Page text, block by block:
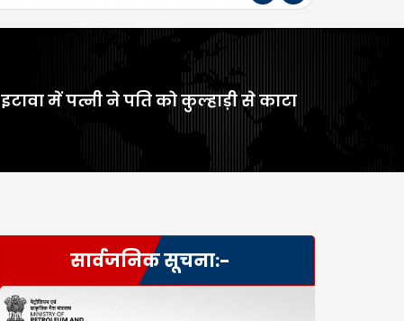
इटावा में पत्नी ने पति को कुल्हाड़ी से काटा
सार्वजनिक सूचना:-